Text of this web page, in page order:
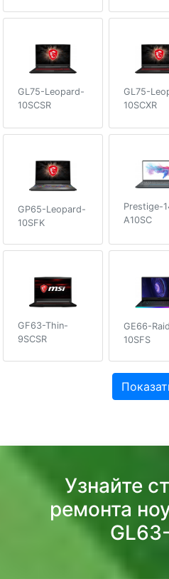
GL75-Leopard-
10SCSR
GL75-
10SCXR
GP65-Leopard-
10SFK
Prestige-
A10SC
GF63-Thin-
9SCSR
GE66-
10SFS
Узнайте
ремонта